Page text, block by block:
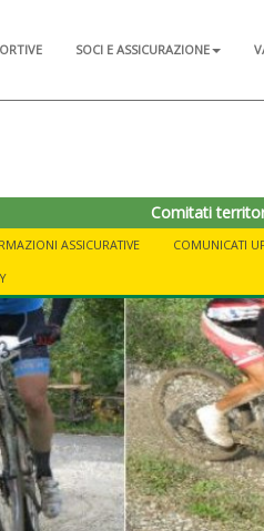
SOCI E ASSICURAZIONE
Comitati
ASSICURATIVE COMUNICATI